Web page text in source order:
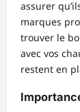
assurer
marques
trouver le
avec vos
restent en